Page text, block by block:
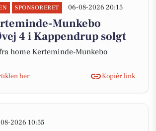
SPONSORERET 06-08-2026 20:15
Munkebo
4 i Kappendrup solgt
home Kerteminde-Munkebo
her Kopiér link
2026 10:55